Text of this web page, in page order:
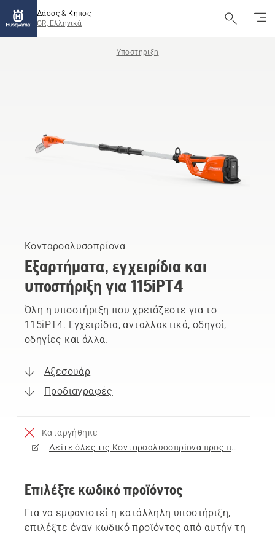
Δάσος & Κήπος
GR, Ελληνικά
Υποστήριξη
Κονταροαλυσοπρίονα
Εξαρτήματα, εγχειρίδια και
υποστήριξη για 115iPT4
Όλη η υποστήριξη που χρειάζεστε για το
115iPT4. Εγχειρίδια, ανταλλακτικά, οδηγοί,
οδηγίες και άλλα.
Αξεσουάρ
Προδιαγραφές
Καταργήθηκε
Δείτε όλες τις Κονταροαλυσοπρίονα προς πώληση
Επιλέξτε κωδικό προϊόντος
Για να εμφανιστεί η κατάλληλη υποστήριξη,
επιλέξτε έναν κωδικό προϊόντος από αυτήν τη